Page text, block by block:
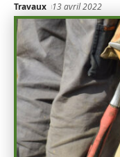
Travaux 13 avril 2022